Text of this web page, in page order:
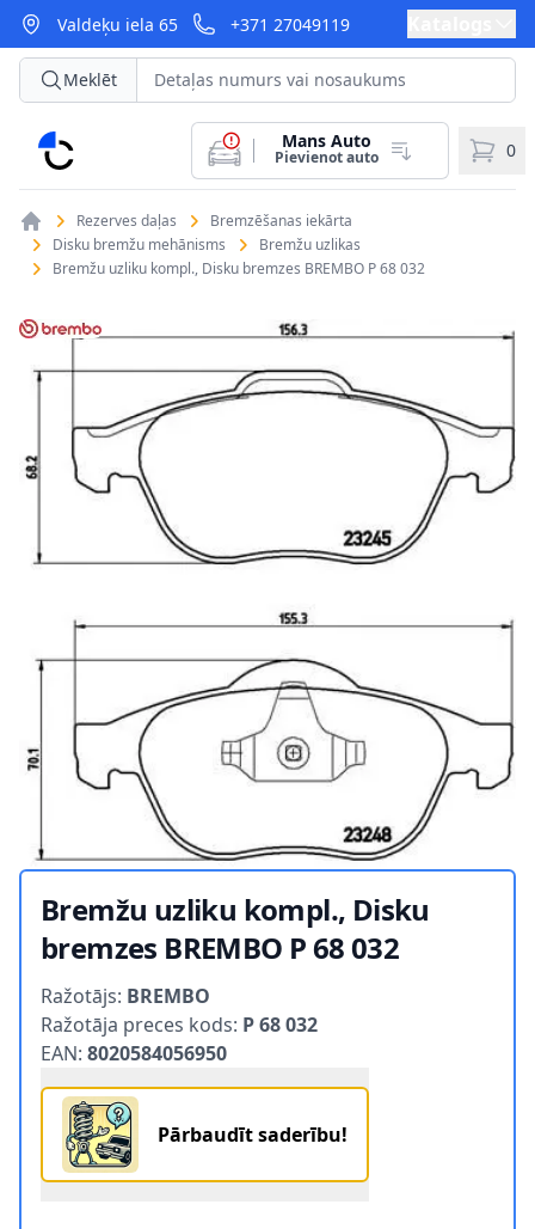
Valdeķu iela 65 +371 27049119
CarParts
Meklēt
Mans Auto
Pievienot auto 0
Rezerves daļas
Bremzēšanas iekārta
Disku bremžu mehānisms
Bremžu uzlikas
Bremžu uzliku kompl., Disku bremzes BREMBO P 68 032
Bremžu uzliku kompl., Disku
bremzes BREMBO P 68 032
Ražotājs: BREMBO
Ražotāja preces kods: P 68 032
EAN: 8020584056950
Pārbaudīt saderību!